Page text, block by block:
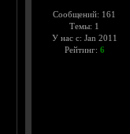
Сообщений: 161
Темы: 1
У нас с: Jan 2011
Рейтинг: 6